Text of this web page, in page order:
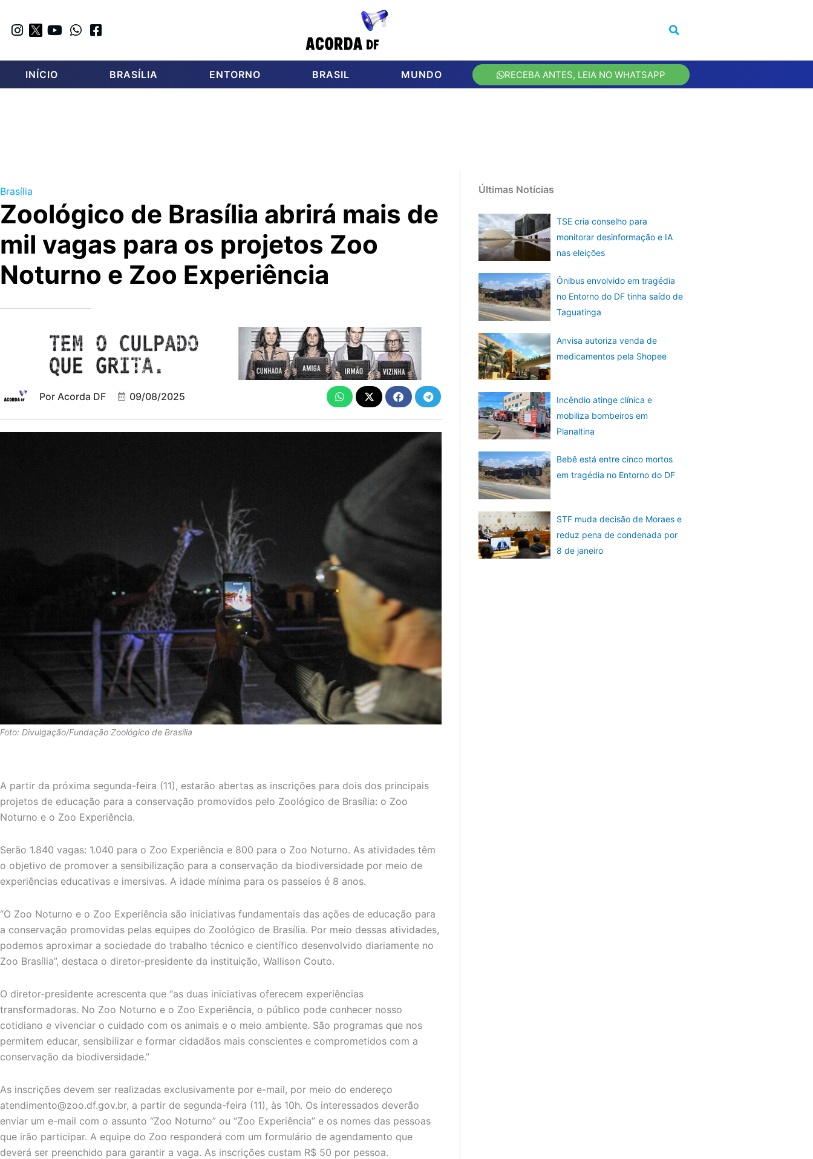
INÍCIO BRASÍLIA ENTORNO BRASIL MUNDO RECEBA ANTES, LEIA NO WHATSAPP
Brasília
Zoológico de Brasília abrirá mais de
mil vagas para os projetos Zoo
Noturno e Zoo Experiência
Por Acorda DF 09/08/2025
Foto: Divulgação/Fundação Zoológico de Brasília
A partir da próxima segunda-feira (11), estarão abertas as inscrições para dois dos principais
projetos de educação para a conservação promovidos pelo Zoológico de Brasília: o Zoo
Noturno e o Zoo Experiência.
Serão 1.840 vagas: 1.040 para o Zoo Experiência e 800 para o Zoo Noturno. As atividades têm
o objetivo de promover a sensibilização para a conservação da biodiversidade por meio de
experiências educativas e imersivas. A idade mínima para os passeios é 8 anos.
“O Zoo Noturno e o Zoo Experiência são iniciativas fundamentais das ações de educação para
a conservação promovidas pelas equipes do Zoológico de Brasília. Por meio dessas atividades,
podemos aproximar a sociedade do trabalho técnico e científico desenvolvido diariamente no
Zoo Brasília”, destaca o diretor-presidente da instituição, Wallison Couto.
O diretor-presidente acrescenta que “as duas iniciativas oferecem experiências
transformadoras. No Zoo Noturno e o Zoo Experiência, o público pode conhecer nosso
cotidiano e vivenciar o cuidado com os animais e o meio ambiente. São programas que nos
permitem educar, sensibilizar e formar cidadãos mais conscientes e comprometidos com a
conservação da biodiversidade.”
As inscrições devem ser realizadas exclusivamente por e-mail, por meio do endereço
atendimento@zoo.df.gov.br, a partir de segunda-feira (11), às 10h. Os interessados deverão
enviar um e-mail com o assunto “Zoo Noturno” ou “Zoo Experiência” e os nomes das pessoas
que irão participar. A equipe do Zoo responderá com um formulário de agendamento que
deverá ser preenchido para garantir a vaga. As inscrições custam R$ 50 por pessoa.
Últimas Notícias
TSE cria conselho para
monitorar desinformação e IA
nas eleições
Ônibus envolvido em tragédia
no Entorno do DF tinha saído de
Taguatinga
Anvisa autoriza venda de
medicamentos pela Shopee
Incêndio atinge clínica e
mobiliza bombeiros em
Planaltina
Bebê está entre cinco mortos
em tragédia no Entorno do DF
STF muda decisão de Moraes e
reduz pena de condenada por
8 de janeiro